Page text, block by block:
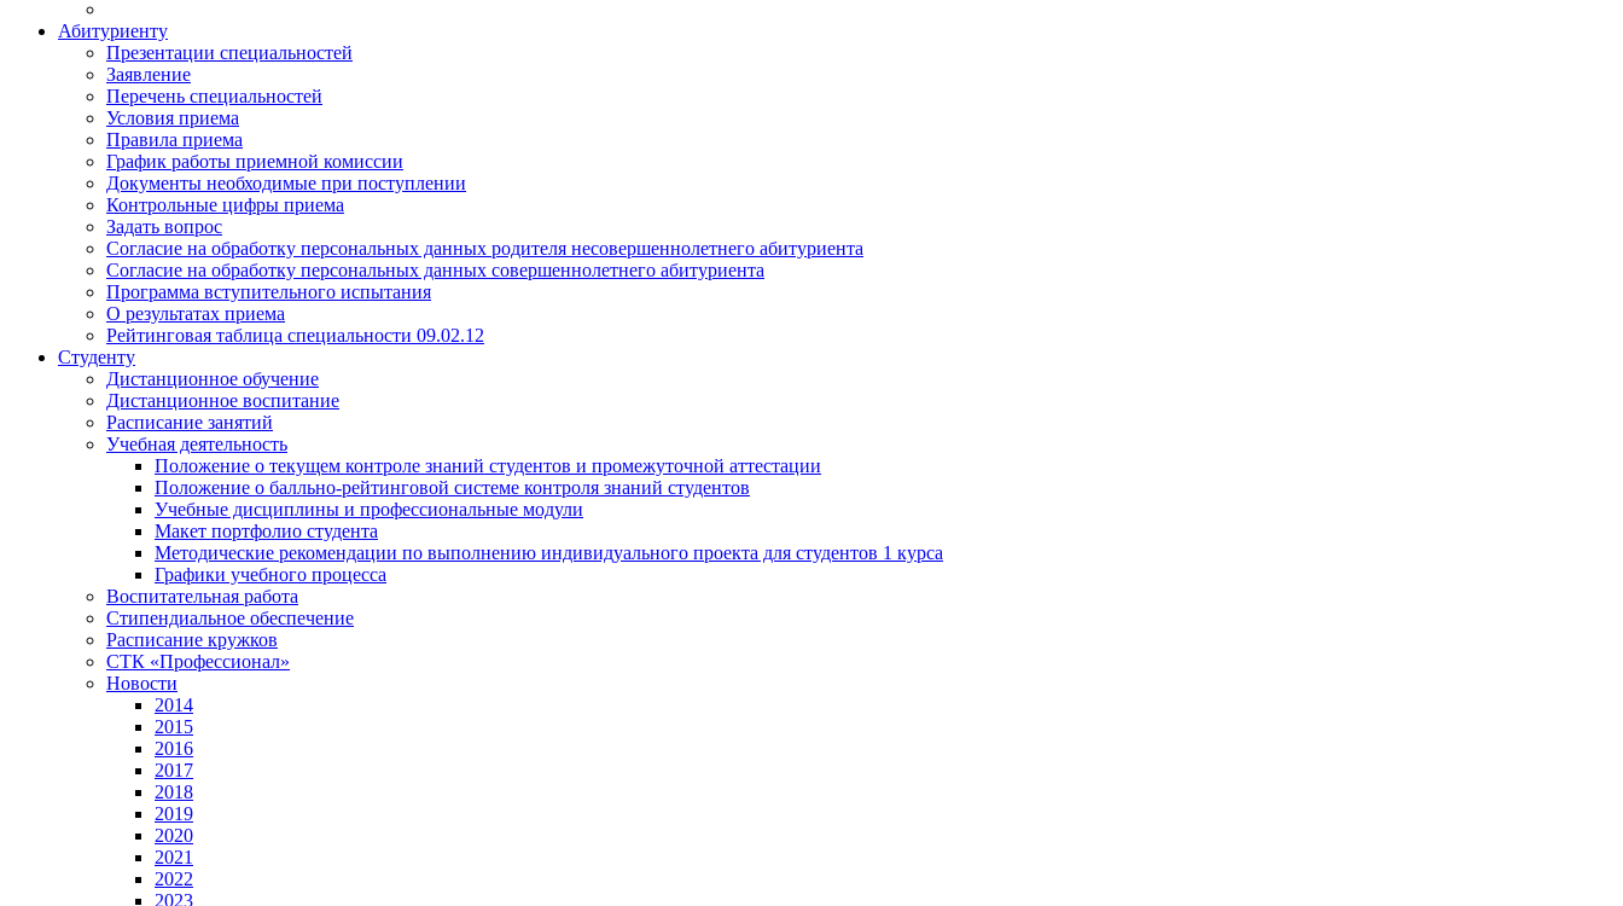
Абитуриенту
Презентации специальностей
Заявление
Перечень специальностей
Условия приема
Правила приема
График работы приемной комиссии
Документы необходимые при поступлении
Контрольные цифры приема
Задать вопрос
Согласие на обработку персональных данных родителя несовершеннолетнего абитуриента
Согласие на обработку персональных данных совершеннолетнего абитуриента
Программа вступительного испытания
О результатах приема
Рейтинговая таблица специальности 09.02.12
Студенту
Дистанционное обучение
Дистанционное воспитание
Расписание занятий
Учебная деятельность
Положение о текущем контроле знаний студентов и промежуточной аттестации
Положение о балльно-рейтинговой системе контроля знаний студентов
Учебные дисциплины и профессиональные модули
Макет портфолио студента
Методические рекомендации по выполнению индивидуального проекта для студентов 1 курса
Графики учебного процесса
Воспитательная работа
Стипендиальное обеспечение
Расписание кружков
СТК «Профессионал»
Новости
2014
2015
2016
2017
2018
2019
2020
2021
2022
2023